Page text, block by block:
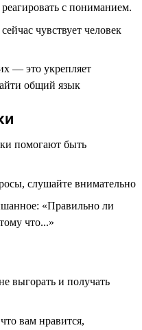
с пониманием.
чувствует человек
— это укрепляет
общий язык
помогают быть
слушайте внимательно
«Правильно ли
что...»
выгорать и получать
вам нравится,